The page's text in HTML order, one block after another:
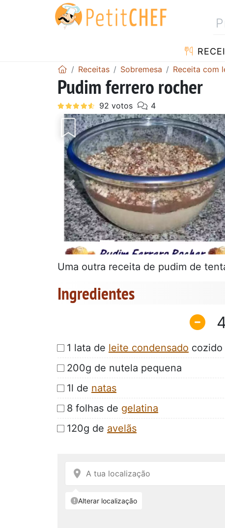
Receitas Sobremesa Receita com
Pudim ferrero rocher
Anterior
Uma outra receita de pudim de
Ingredientes
1 lata de leite condensado cozido
200g de nutela pequena
1l de natas
8 folhas de gelatina
120g de avelãs